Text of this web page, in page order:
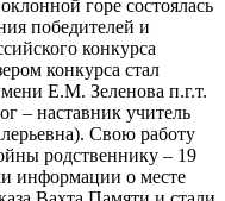
горе состоялась
победителей и
конкурса
конкурса стал
Е.М. Зеленова п.г.т.
– наставник учитель
Свою работу
родственнику – 19
информации о месте